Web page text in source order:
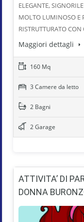
ELEGANTE,
MOLTO LUMINOSO E
RISTRUTTURATO
Maggiori dettagli
160 Mq
3 Camere da letto
2 Bagni
2 Garage
ATTIVITA’ DI
DONNA